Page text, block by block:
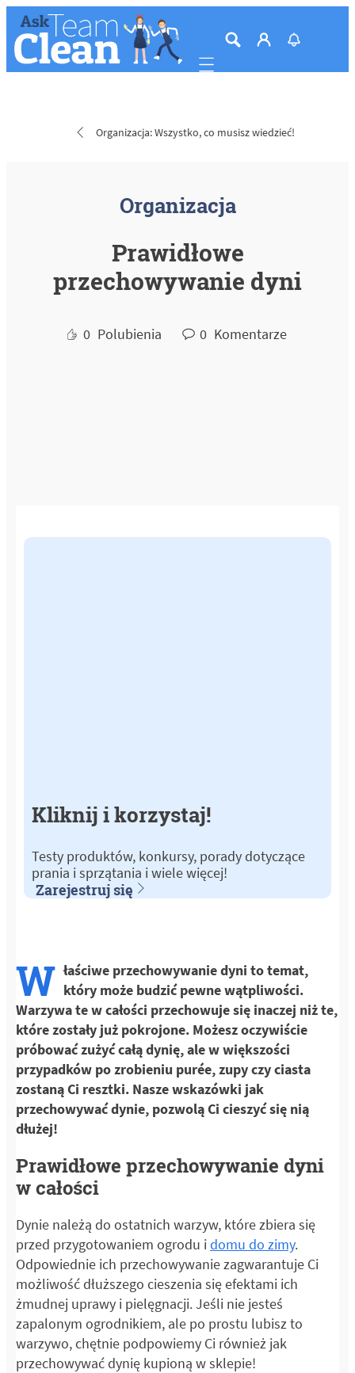
Mobile navigation
Organizacja: Wszystko, co musisz wiedzieć!
Organizacja
Prawidłowe
przechowywanie dyni
0 Polubienia 0 Komentarze
Kliknij i korzystaj!
Testy produktów, konkursy, porady dotyczące
prania i sprzątania i wiele więcej!
Zarejestruj się
W łaściwe przechowywanie dyni to temat,
który może budzić pewne wątpliwości.
Warzywa te w całości przechowuje się inaczej niż te,
które zostały już pokrojone. Możesz oczywiście
próbować zużyć całą dynię, ale w większości
przypadków po zrobieniu purée, zupy czy ciasta
zostaną Ci resztki. Nasze wskazówki jak
przechowywać dynie, pozwolą Ci cieszyć się nią
dłużej!
Prawidłowe przechowywanie dyni
w całości
Dynie należą do ostatnich warzyw, które zbiera się
przed przygotowaniem ogrodu i domu do zimy.
Odpowiednie ich przechowywanie zagwarantuje Ci
możliwość dłuższego cieszenia się efektami ich
żmudnej uprawy i pielęgnacji. Jeśli nie jesteś
zapalonym ogrodnikiem, ale po prostu lubisz to
warzywo, chętnie podpowiemy Ci również jak
przechowywać dynię kupioną w sklepie!